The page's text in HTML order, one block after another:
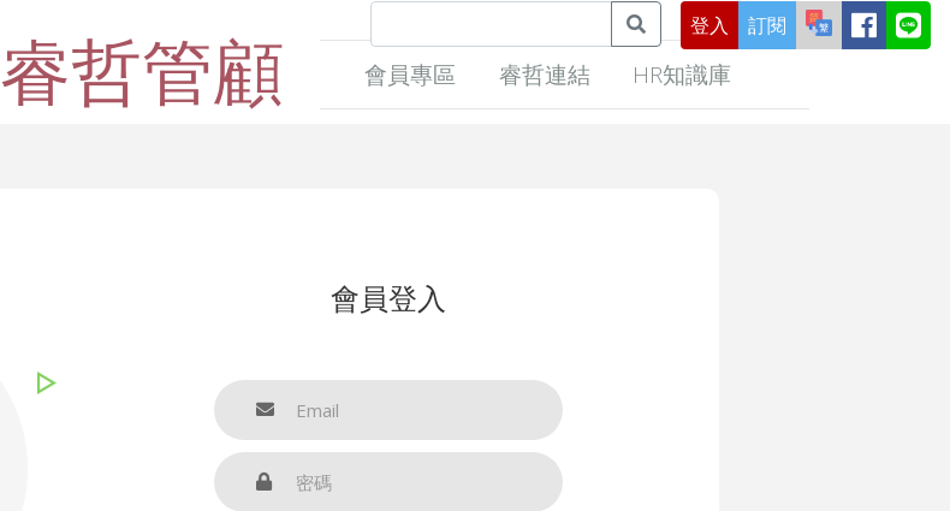
訂閱
登入
睿哲管顧 會員專區 睿哲連結 HR知識庫
會員登入